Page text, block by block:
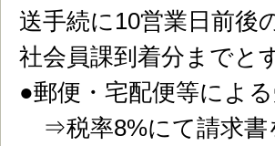
送手続に10営業日前後
社会員課到着分までと
●郵便・宅配便等によ
⇒税率8%にて請求書